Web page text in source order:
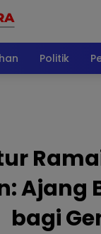
Politik
Ajang
bagi